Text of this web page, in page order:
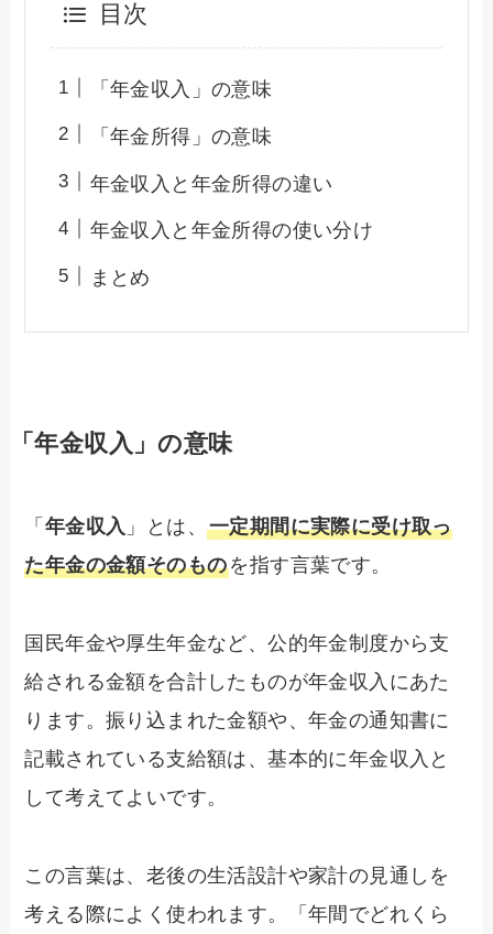
目次
「年金収入」の意味
「年金所得」の意味
年金収入と年金所得の違い
年金収入と年金所得の使い分け
まとめ
「年金収入」の意味
「 年金収入 」とは、一定期間に実際に受け取っ
た年金の金額そのものを指す言葉です。
国民年金や厚生年金など、公的年金制度から支
給される金額を合計したものが年金収入にあた
ります。振り込まれた金額や、年金の通知書に
記載されている支給額は、基本的に年金収入と
して考えてよいです。
この言葉は、老後の生活設計や家計の見通しを
考える際によく使われます。「年間でどれくら